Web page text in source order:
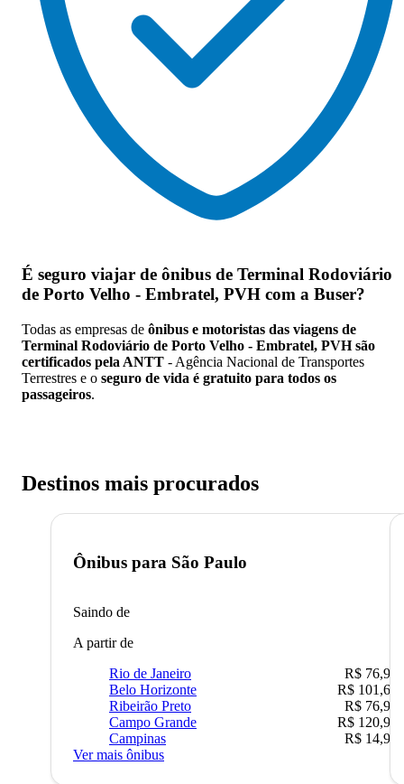
É seguro viajar de ônibus de Terminal Rodoviário
de Porto Velho - Embratel, PVH com a Buser?
Todas as empresas de ônibus e motoristas das viagens de
Terminal Rodoviário de Porto Velho - Embratel, PVH são
certificados pela ANTT - Agência Nacional de Transportes
Terrestres e o seguro de vida é gratuito para todos os
passageiros.
Destinos mais procurados
Ônibus para São Paulo
Saindo de
A partir de
Rio de Janeiro
R$ 76,90
Belo Horizonte
R$ 101,67
Ribeirão Preto
R$ 76,90
Campo Grande
R$ 120,90
Campinas
R$ 14,90
Ver mais ônibus